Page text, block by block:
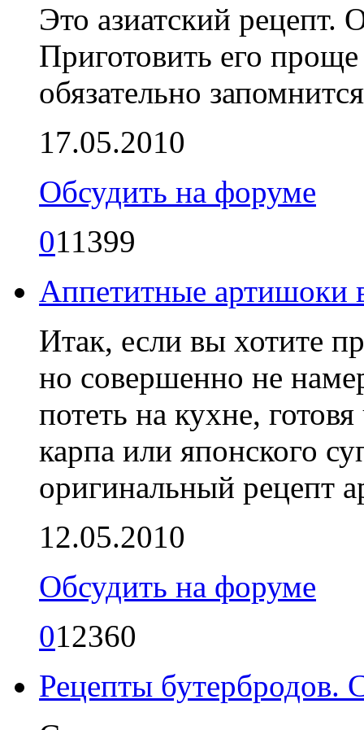
Это азиатский рецепт.
Приготовить его
обязательно
17.05.2010
Обсудить на форуме
011399
Аппетитные артишоки
Итак, если вы хотите
но совершенно не
потеть на кухне,
карпа или японского
оригинальный рецепт
12.05.2010
Обсудить на форуме
012360
Рецепты бутербродов.